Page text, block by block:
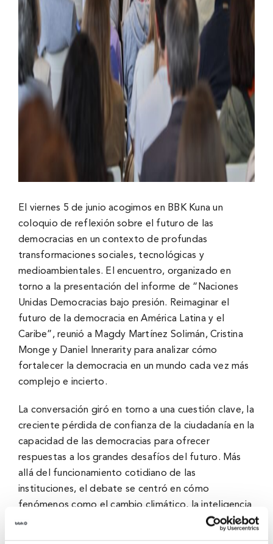
El viernes 5 de junio acogimos en BBK Kuna un
coloquio de reflexión sobre el futuro de las
democracias en un contexto de profundas
transformaciones sociales, tecnológicas y
medioambientales. El encuentro, organizado en
torno a la presentación del informe de “Naciones
Unidas Democracias bajo presión. Reimaginar el
futuro de la democracia en América Latina y el
Caribe”, reunió a Magdy Martínez Solimán, Cristina
Monge y Daniel Innerarity para analizar cómo
fortalecer la democracia en un mundo cada vez más
complejo e incierto.
La conversación giró en torno a una cuestión clave, la
creciente pérdida de confianza de la ciudadanía en la
capacidad de las democracias para ofrecer
respuestas a los grandes desafíos del futuro. Más
allá del funcionamiento cotidiano de las
instituciones, el debate se centró en cómo
fenómenos como el cambio climático, la inteligencia
artificial, las migraciones, las transformaciones